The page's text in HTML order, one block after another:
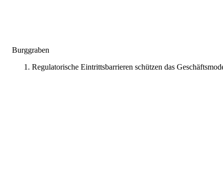
Burggraben
Regulatorische Eintrittsbarrieren schützen das